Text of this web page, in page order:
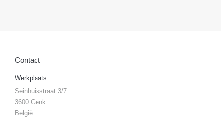
Contact
Werkplaats
Seinhuisstraat 3/7
3600 Genk
België